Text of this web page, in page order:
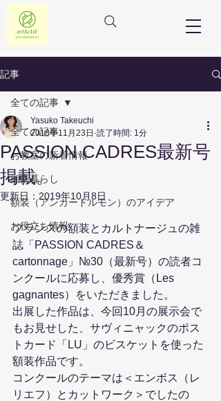
アンドモチーフ
記事
全ての記事
お教室の新着情報
湘南暮らし
額装（アンカードルモン）のアイデア
お役立ち情報
全ての記事
PASSION CADRES最新号
掲載。
Yasuko Takeuchi
2018年11月23日 読了時間: 1分
更新日： 2019年10月8日
フランスの額装とカルトナージュの雑
誌「PASSION CADRES＆
cartonnage」№30（最新号）の読者コ
ンクールに応募し、優秀賞（Les
gagnantes）をいただきました。
出展した作品は、今回10月の展示会で
もお見せした、サヴィニャックのポス
トカード「LU」のビスケットを使った
額装作品です。
コンクールのテーマは＜エンボス（レ
リエフ）とカットワーク＞でしたの